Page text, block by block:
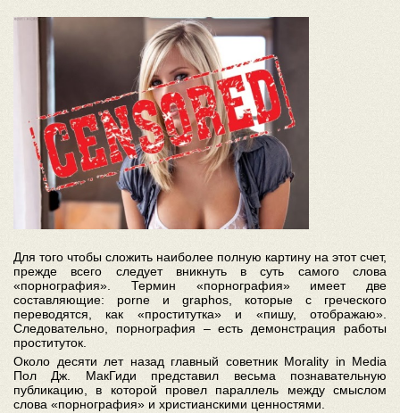
Для того чтобы сложить наиболее полную картину на этот счет,
прежде всего следует вникнуть в суть самого слова
«порнография». Термин «порнография» имеет две
составляющие: porne и graphos, которые с греческого
переводятся, как «проститутка» и «пишу, отображаю».
Следовательно, порнография – есть демонстрация работы
проституток.
Около десяти лет назад главный советник Morality in Media
Пол Дж. МакГиди представил весьма познавательную
публикацию, в которой провел параллель между смыслом
слова «порнография» и христианскими ценностями.